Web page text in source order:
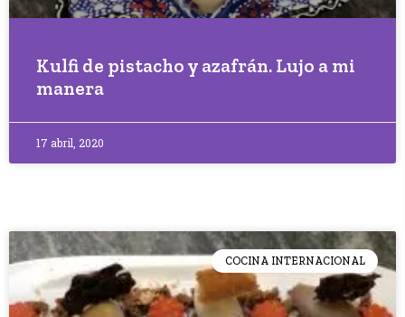
Kulfi de pistacho y azafrán. Lujo a mi
manera
17 abril, 2020
COCINA INTERNACIONAL